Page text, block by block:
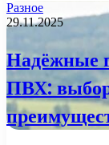
Разное
29.11.2025
Надёжные
ПВХ: